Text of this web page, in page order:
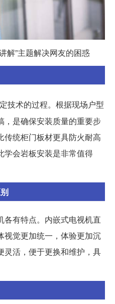
解”主题解决网友的困惑
技术的过程。根据现场户型
，是确保安装质量的重要步
传统柜门板材更具防火耐高
学会岩板安装是非常值得
各有特点。内嵌式电视机直
视觉更加统一，体验更加沉
灵活，便于更换和维护，具